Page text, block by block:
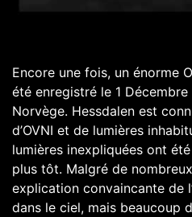
Encore une fois, un énorme
été enregistré le 1
Norvège. Hessdalen est
d’OVNI et de lumières
lumières inexpliquées ont
plus tôt. Malgré de
explication convaincante de
dans le ciel, mais beaucoup